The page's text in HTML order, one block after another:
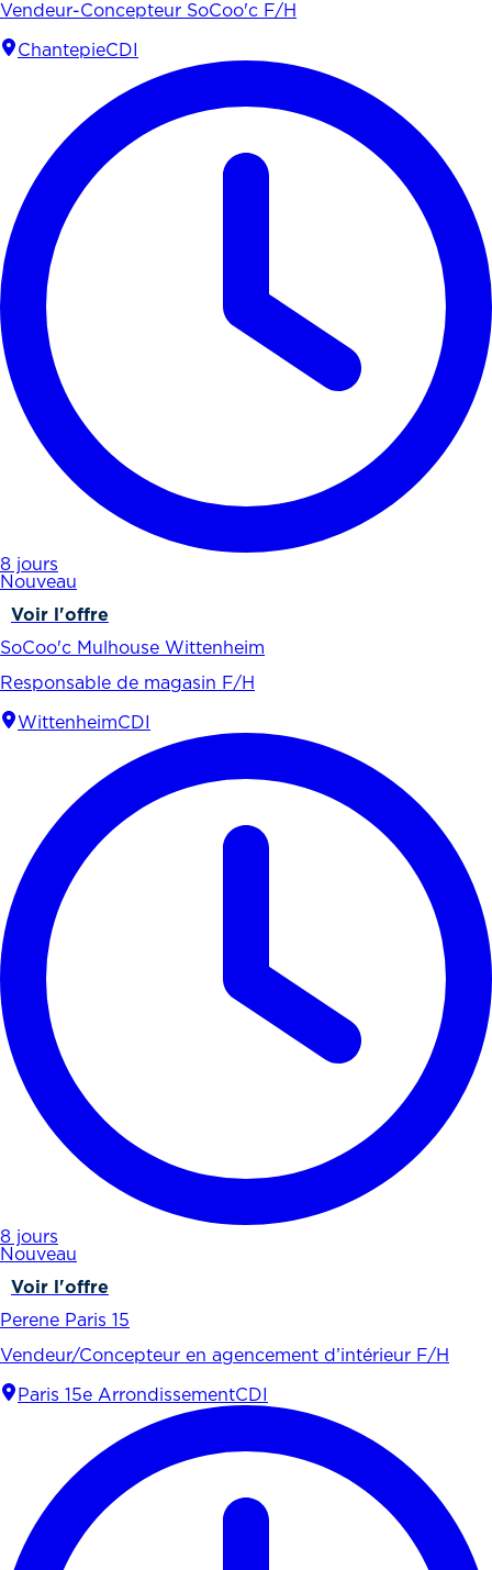
Vendeur-Concepteur SoCoo'c F/H
ChantepieCDI
8 jours
Nouveau
Voir l'offre
SoCoo'c Mulhouse Wittenheim
Responsable de magasin F/H
WittenheimCDI
8 jours
Nouveau
Voir l'offre
Perene Paris 15
Vendeur/Concepteur en agencement d’intérieur F/H
Paris 15e ArrondissementCDI